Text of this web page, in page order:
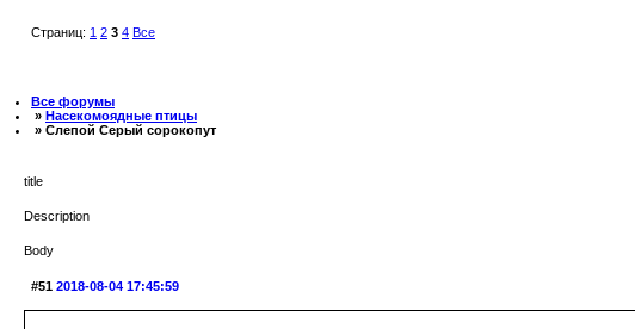
Страниц: 1 2 3 4 Все
Все форумы
» Насекомоядные птицы
» Слепой Серый сорокопут
title
Description
Body
#51 2018-08-04 17:45:59